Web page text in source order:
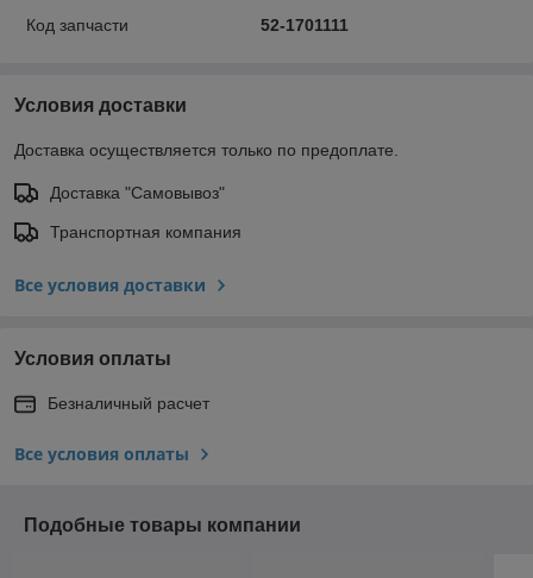
Код запчасти 52-1701111
Условия доставки
Доставка осуществляется только по предоплате.
Доставка "Самовывоз"
Транспортная компания
Все условия доставки
Условия оплаты
Безналичный расчет
Все условия оплаты
Подобные товары компании